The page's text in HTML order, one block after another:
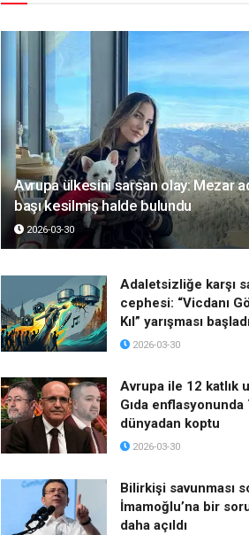
Avrupa ülkesini sarsan olay: Mezar
başı kesilmiş halde bulundu
2026-03-30
Adaletsizliğe karşı
cephesi: “Vicdanı
Kıl” yarışması
2026-03-30
Avrupa ile 12 katlık
Gıda enflasyonunda
dünyadan koptu
2026-03-30
Bilirkişi savunması
İmamoğlu’na bir
daha açıldı